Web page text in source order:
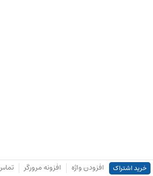
خرید اشتراک افزودن واژه افزونه مرورگر